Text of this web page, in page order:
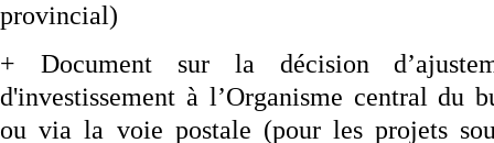
provincial)
+ Document sur la décision
d'investissement à l’Organisme central du
ou via la voie postale (pour les projets